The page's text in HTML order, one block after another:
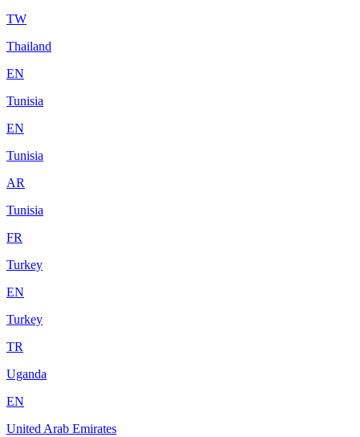
TW
Thailand
EN
Tunisia
EN
Tunisia
AR
Tunisia
FR
Turkey
EN
Turkey
TR
Uganda
EN
United Arab Emirates